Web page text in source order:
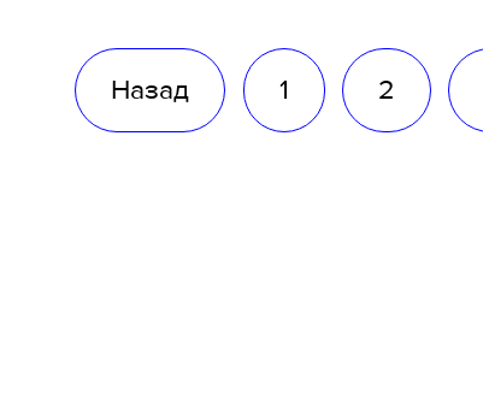
Назад 1 2